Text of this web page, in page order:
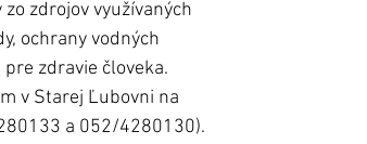
zdrojov využívaných
ochrany vodných
zdravie človeka.
v Starej Ľubovni na
a 052/4280130).